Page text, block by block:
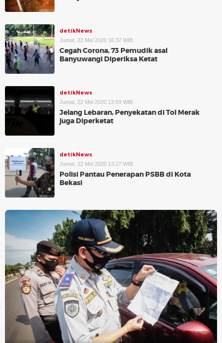
detikNews
Jumat, 22 Mei 2020 16:37 WIB
Cegah Corona, 73 Pemudik asal
Banyuwangi Diperiksa Ketat
detikNews
Jumat, 22 Mei 2020 13:59 WIB
Jelang Lebaran, Penyekatan di Tol Merak
juga Diperketat
detikNews
Jumat, 22 Mei 2020 13:27 WIB
Polisi Pantau Penerapan PSBB di Kota
Bekasi